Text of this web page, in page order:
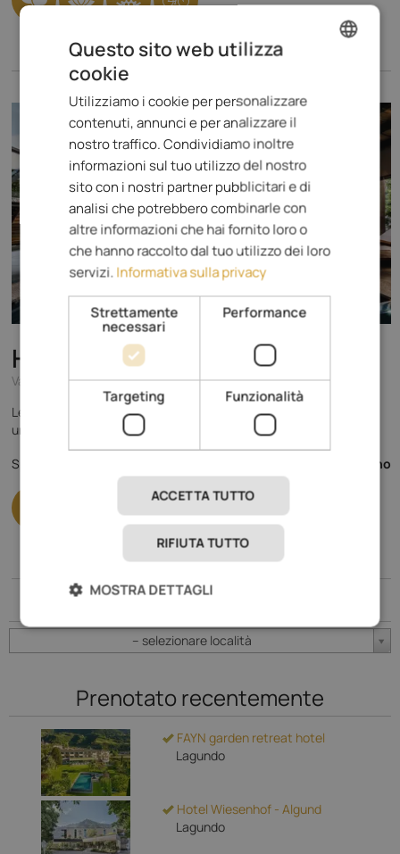
Hotel Alpenrose ****
Val d`Ega - Lago di Carezza
Le magnifiche montagne delle Dolomiti con la loro aria cristallina,
una natura incontaminata e benessere olistico, vi aspettano!
Specializzato in
148,- € al giorno
Località
-- selezionare località
Prenotato recentemente
FAYN garden retreat hotel
Lagundo
Hotel Wiesenhof - Algund
Lagundo
ITALIAN
Questo sito web utilizza
cookie
Utilizziamo i cookie per personalizzare
contenuti, annunci e per analizzare il
nostro traffico. Condividiamo inoltre
informazioni sul tuo utilizzo del nostro
sito con i nostri partner pubblicitari e di
analisi che potrebbero combinarle con
altre informazioni che hai fornito loro o
che hanno raccolto dal tuo utilizzo dei loro
servizi.Informativa sulla privacy
Strettamente
necessari
Performance
Targeting Funzionalità
ACCETTA TUTTO
RIFIUTA TUTTO
MOSTRA DETTAGLI